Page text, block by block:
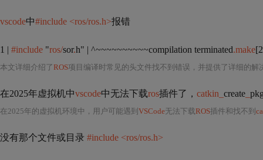
vscode中#include <ros/ros.h>报错
1 | #include "ros/sor.h" | ^~~~~~~~~~~compilation terminated.make
本文详细介绍了ROS项目编译时常见的头文件找不到错误，并提供了详细的解决步
在2025年虚拟机中vscode中无法下载ros插件了， catkin_ create
在2025年的虚拟机环境中，用户可能遇到 VSCode无法下载ROS插件和找不到
没有那个文件或目录 #include <ros/ros.h>